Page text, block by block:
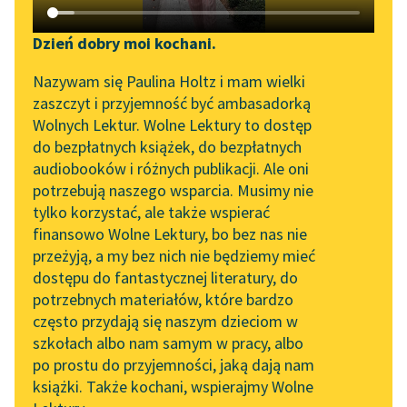
Katalog DAISY
Podkasty o książkach
Zgłoś brak utworu
Aktualności
„Prokurator Alicja Horn”
do słuchania
Byliśmy częścią AI Impact
Lab
Zapraszamy na spotkanie
online z tłumaczkami
literatury skandynawskiej
Spotkanie z Katarzyną
Tunkiel w Oslo
102. lata temu zmarł
Joseph Conrad
Narzędzia
Mapa Wolnych Lektur
Leśmianator
Przewodnik dla piszących i
czytających
API
OAI-PMH
Widget Wolnych Lektur
Przypisy
Dzień dobry moi kochani.
Nazywam się Paulina Holtz i mam wielki
zaszczyt i przyjemność być ambasadorką
Wolnych Lektur. Wolne Lektury to dostęp
do bezpłatnych książek, do bezpłatnych
audiobooków i różnych publikacji. Ale oni
potrzebują naszego wsparcia. Musimy nie
tylko korzystać, ale także wspierać
finansowo Wolne Lektury, bo bez nas nie
przeżyją, a my bez nich nie będziemy mieć
dostępu do fantastycznej literatury, do
potrzebnych materiałów, które bardzo
często przydają się naszym dzieciom w
szkołach albo nam samym w pracy, albo
po prostu do przyjemności, jaką dają nam
książki. Także kochani, wspierajmy Wolne
pobierz książkę
Dramat z 1921 roku, który na scenie został wystawiony
dwa lata później. Utwór jest krytyką konwencji
realistycznej w sztuce. Powstał w odpowiedzi na dzieło
Tadeusza Rittnera pt.W małym domku.
Akcja rozgrywa się w Kozłowicach, gdzie mieszka